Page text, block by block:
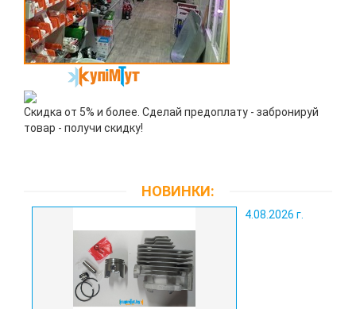
Скидка от 5% и более. Сделай предоплату - забронируй
товар - получи скидку!
НОВИНКИ:
4.08.2026 г.